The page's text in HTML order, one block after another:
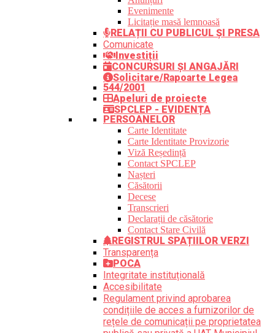
Evenimente
Licitație masă lemnoasă
RELAȚII CU PUBLICUL ȘI PRESA
Comunicate
Investiții
CONCURSURI ȘI ANGAJĂRI
Solicitare/Rapoarte Legea
544/2001
Apeluri de proiecte
SPCLEP - EVIDENȚA
PERSOANELOR
Carte Identitate
Carte Identitate Provizorie
Viză Reședință
Contact SPCLEP
Nașteri
Căsătorii
Decese
Transcrieri
Declarații de căsătorie
Contact Stare Civilă
REGISTRUL SPAȚIILOR VERZI
Transparența
POCA
Integritate instituțională
Accesibilitate
Regulament privind aprobarea
condițiile de acces a furnizorilor de
rețele de comunicații pe proprietatea